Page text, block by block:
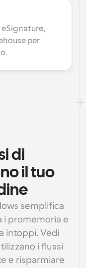
per
di
il tuo
semplifica
i promemoria e
intoppi. Vedi
i flussi
e risparmiare